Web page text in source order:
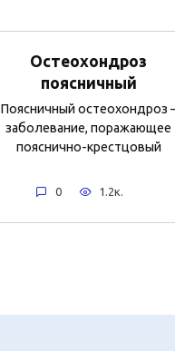
Остеохондроз
поясничный
Поясничный остеохондроз
заболевание, поражающее
пояснично-крестцовый
0 1.2к.